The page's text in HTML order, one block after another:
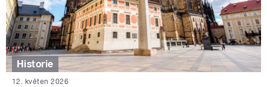
Historie
12. květen 2026